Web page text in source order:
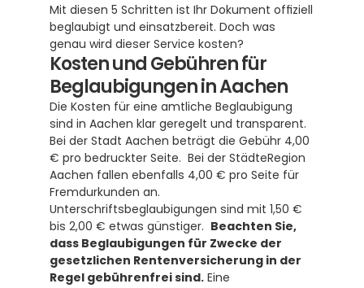
Mit diesen 5 Schritten ist Ihr Dokument offiziell
beglaubigt und einsatzbereit. Doch was
genau wird dieser Service kosten?
Kosten und Gebühren für
Beglaubigungen in Aachen
Die Kosten für eine amtliche Beglaubigung
sind in Aachen klar geregelt und transparent.
Bei der Stadt Aachen beträgt die Gebühr 4,00
€ pro bedruckter Seite.  Bei der StädteRegion
Aachen fallen ebenfalls 4,00 € pro Seite für
Fremdurkunden an.
Unterschriftsbeglaubigungen sind mit 1,50 €
bis 2,00 € etwas günstiger. Beachten Sie,
dass Beglaubigungen für Zwecke der
gesetzlichen Rentenversicherung in der
Regel gebührenfrei sind.